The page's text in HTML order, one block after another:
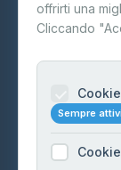
Contatti
Informazioni
Cookie Policy
offrirti una
Cliccando
Sempre